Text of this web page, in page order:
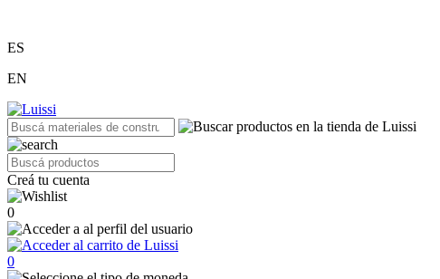
ES
EN
Creá tu cuenta
0
0